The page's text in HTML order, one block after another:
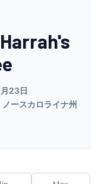
23日
ースカロライナ州